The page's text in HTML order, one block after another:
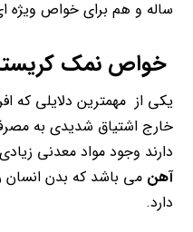
ساله و هم برای خواص ویژه
خواص نمک
یکی از مهمترین دلایلی که
خارج اشتیاق شدیدی به
دارند وجود مواد معدنی
آهن می باشد که بدن انسان
دارد.